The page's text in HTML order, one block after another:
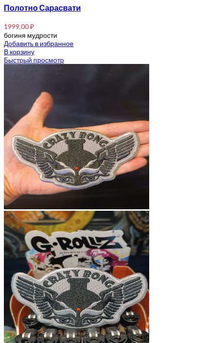
Полотно Сарасвати
1999,00₽
богиня мудрости
Добавить в избранное
В корзину
Быстрый просмотр